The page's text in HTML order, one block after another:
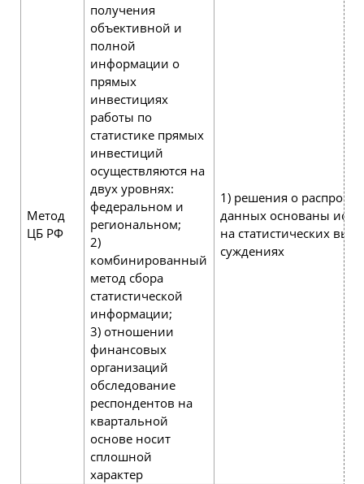
Метод
ЦБ РФ
получения
объективной и
полной
информации о
прямых
инвестициях
работы по
статистике прямых
инвестиций
осуществляются на
двух уровнях:
федеральном и
региональном;
2)
комбинированный
метод сбора
статистической
информации;
3) отношении
финансовых
организаций
обследование
респондентов на
квартальной
основе носит
сплошной
характер
1) решения о
данных основаны
на статистических
суждениях